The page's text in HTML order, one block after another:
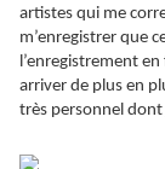
artistes qui me
m’enregistrer que
l’enregistrement
arriver de plus en
très personnel dont